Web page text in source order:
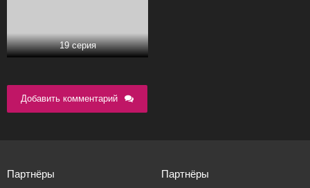
19 серия
Добавить комментарий
Партнёры Партнёры